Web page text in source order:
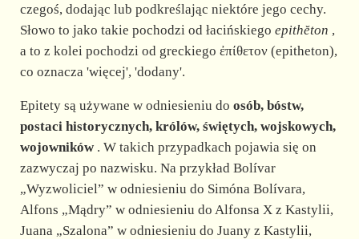
czegoś, dodając lub podkreślając niektóre jego cechy.
Słowo to jako takie pochodzi od łacińskiego epithĕton ,
a to z kolei pochodzi od greckiego ἐπίθετον (epitheton),
co oznacza 'więcej', 'dodany'.
Epitety są używane w odniesieniu do osób, bóstw,
postaci historycznych, królów, świętych, wojskowych,
wojowników. W takich przypadkach pojawia się on
zazwyczaj po nazwisku. Na przykład Bolívar
„Wyzwoliciel” w odniesieniu do Simóna Bolívara,
Alfons „Mądry” w odniesieniu do Alfonsa X z Kastylii,
Juana „Szalona” w odniesieniu do Juany z Kastylii,